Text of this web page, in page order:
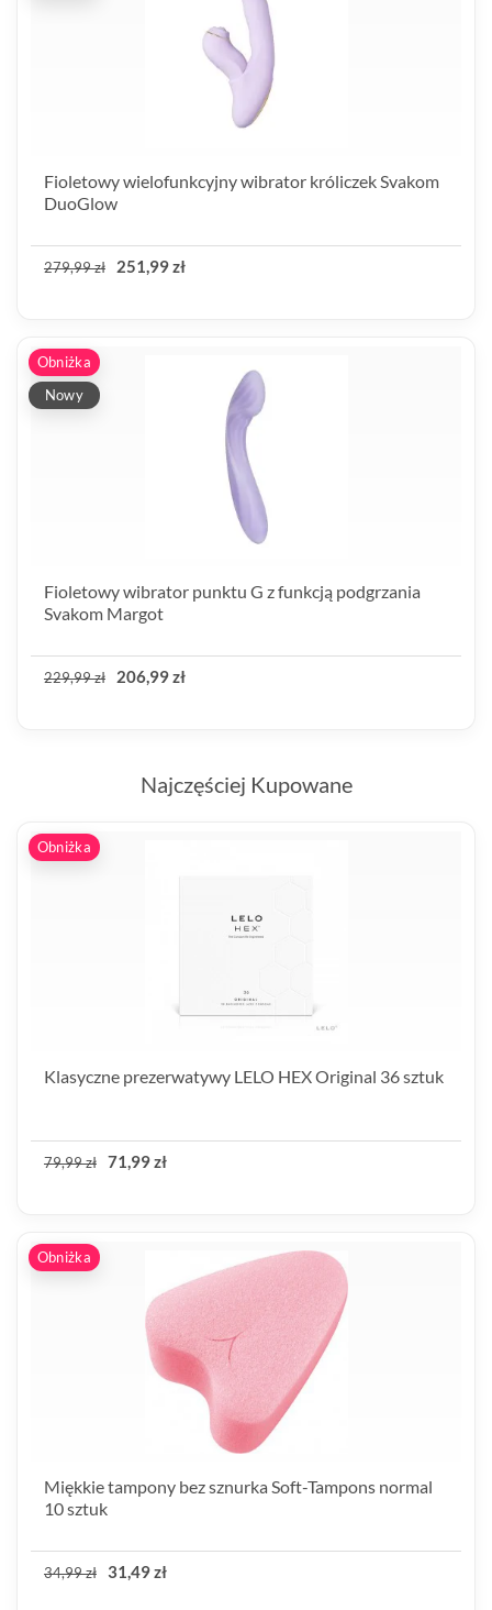
Fioletowy wielofunkcyjny wibrator króliczek Svakom
DuoGlow
279,99 zł 251,99 zł
Obniżka
Nowy
Fioletowy wibrator punktu G z funkcją podgrzania
Svakom Margot
229,99 zł 206,99 zł
Najczęściej Kupowane
Obniżka
Klasyczne prezerwatywy LELO HEX Original 36 sztuk
79,99 zł 71,99 zł
Obniżka
Miękkie tampony bez sznurka Soft-Tampons normal
10 sztuk
34,99 zł 31,49 zł